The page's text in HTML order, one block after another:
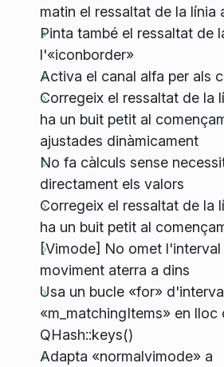
matin el ressaltat de la línia
Pinta també el ressaltat de
l'«iconborder»
Activa el canal alfa per als
Corregeix el ressaltat de la
ha un buit petit al
ajustades dinàmicament
No fa càlculs sense
directament els valors
Corregeix el ressaltat de la
ha un buit petit al
[Vimode] No omet
moviment aterra a dins
Usa un bucle «for»
«m_matchingItems» en lloc
QHash::keys()
Adapta «normalvimode» a